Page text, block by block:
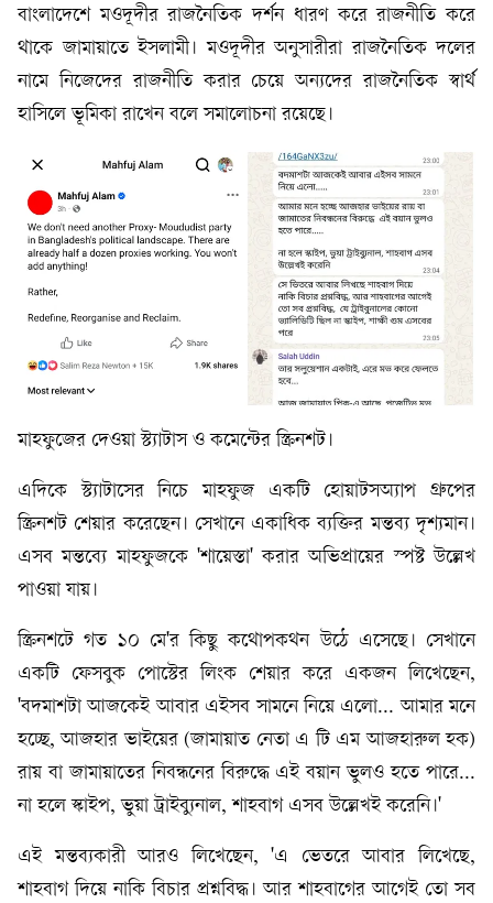
বাংলাদেশে মওদূদীর রাজনৈতিক দর্শন ধারণ করে রাজনীতি করে
থাকে জামায়াতে ইসলামী। মওদূদীর অনুসারীরা রাজনৈতিক দলের
নামে নিজেদের রাজনীতি করার চেয়ে অন্যদের রাজনৈতিক স্বার্থ
হাসিলে ভূমিকা রাখেন বলে সমালোচনা রয়েছে।
মাহফুজের দেওয়া স্ট্যাটাস ও কমেন্টের স্ক্রিনশট।
এদিকে স্ট্যাটাসের নিচে মাহফুজ একটি হোয়াটসঅ্যাপ গ্রুপের
স্ক্রিনশট শেয়ার করেছেন। সেখানে একাধিক ব্যক্তির মন্তব্য দৃশ্যমান।
এসব মন্তব্যে মাহফুজকে 'শায়েস্তা' করার অভিপ্রায়ের স্পষ্ট উল্লেখ
পাওয়া যায়।
স্ক্রিনশটে গত ১০ মে'র কিছু কথোপকথন উঠে এসেছে। সেখানে
একটি ফেসবুক পোস্টের লিংক শেয়ার করে একজন লিখেছেন,
'বদমাশটা আজকেই আবার এইসব সামনে নিয়ে এলো... আমার মনে
হচ্ছে, আজহার ভাইয়ের (জামায়াত নেতা এ টি এম আজহারুল হক)
রায় বা জামায়াতের নিবন্ধনের বিরুদ্ধে এই বয়ান ভুলও হতে পারে...
না হলে স্কাইপ, ভুয়া ট্রাইব্যুনাল, শাহবাগ এসব উল্লেখই করেনি।'
এই মন্তব্যকারী আরও লিখেছেন, 'এ ভেতরে আবার লিখেছে,
শাহবাগ দিয়ে নাকি বিচার প্রশ্নবিদ্ধ। আর শাহবাগের আগেই তো সব